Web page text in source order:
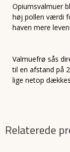
Opiumsvalmuer
høj pollen værdi
haven mere
Valmuefrø sås
til en afstand på
lige netop
Relaterede